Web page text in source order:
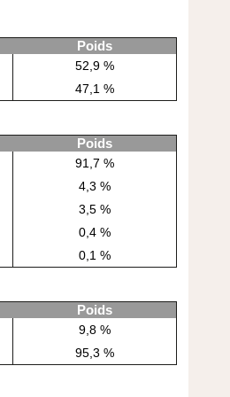
Poids
52,9 %
47,1 %
Poids
91,7 %
4,3 %
3,5 %
0,4 %
0,1 %
Poids
9,8 %
95,3 %